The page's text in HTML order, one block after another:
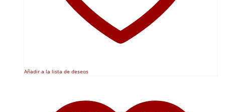
Añadir a la lista de deseos